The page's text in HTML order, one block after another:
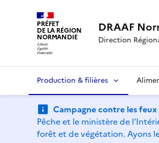
PRÉFET
DE LA RÉGION
NORMANDIE
DRAAF
Direction
Production & filières
Campagne contre les
Pêche et le ministère de
forêt et de végétation. Ayons